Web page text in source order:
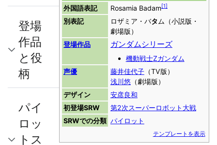
外国語表記 Rosamia Badam[1
別表記 ロザミア・バタ ム（小説版・
劇場版）
登場作品
ガンダムシリーズ
機動戦士Ζガンダム
声優
藤井佳代子（TV版）
浅川悠 （劇場版）
デザイン
安彦良和
初登場SRW
第2次スーパーロボット大戦
SRWでの分類 パイロット
テンプレートを表示
登場
作品
と役
柄
パイ
ロッ
トス